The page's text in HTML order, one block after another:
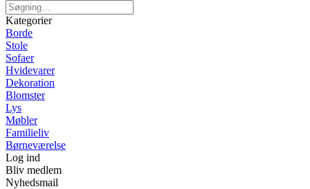
Kategorier
Borde
Stole
Sofaer
Hvidevarer
Dekoration
Blomster
Lys
Møbler
Familieliv
Børneværelse
Log ind
Bliv medlem
Nyhedsmail